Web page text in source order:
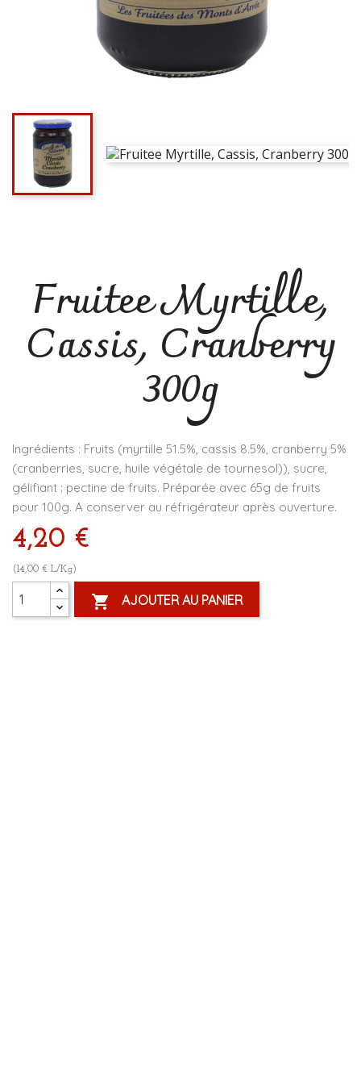
Fruitee Myrtille,
Cassis, Cranberry
300g
4,20 €
(14,00 € L/Kg)
Ingrédients : Fruits (myrtille 51.5%, cassis 8.5%, cranberry 5%
(cranberries, sucre, huile végétale de tournesol)), sucre,
gélifiant : pectine de fruits. Préparée avec 65g de fruits
pour 100g. A conserver au réfrigérateur après ouverture.
 AJOUTER AU PANIER